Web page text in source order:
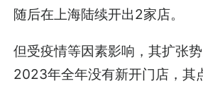
随后在上海陆续开出2家店。
但受疫情等因素影响，其扩张
2023年全年没有新开门店，其